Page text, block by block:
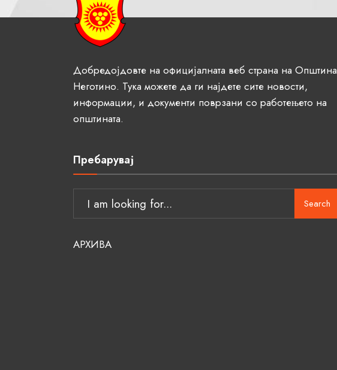
Добредојдовте на официјалната веб страна на Општина
Неготино. Тука можете да ги најдете сите новости,
информации, и документи поврзани со работењето на
општината.
Пребарувај
Search
АРХИВА